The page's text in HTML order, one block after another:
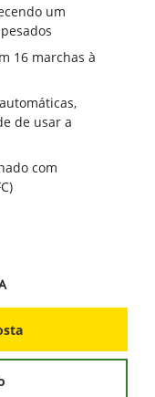
um
16 marchas à
de usar a
com